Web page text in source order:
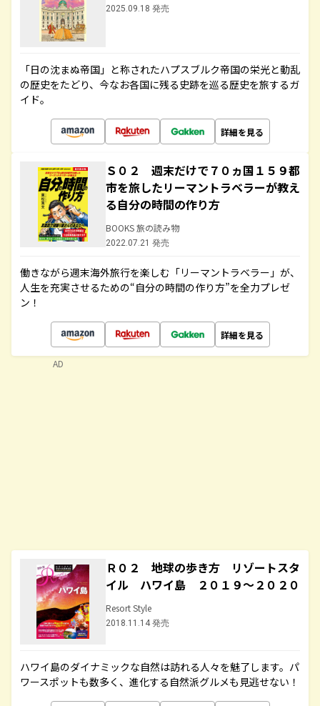
2025.09.18 発売
「日の沈まぬ帝国」と称されたハプスブルク帝国の栄光と動乱
の歴史をたどり、今なお各国に残る史跡を巡る歴史を旅するガ
イド。
詳細を見る
Ｓ０２ 週末だけで７０ヵ国１５９都
市を旅したリーマントラベラーが教え
る自分の時間の作り方
BOOKS 旅の読み物
2022.07.21 発売
働きながら週末海外旅行を楽しむ「リーマントラベラー」が、
人生を充実させるための“自分の時間の作り方”を全力プレゼ
ン！
詳細を見る
Ｒ０２ 地球の歩き方 リゾートスタ
イル ハワイ島 ２０１９～２０２０
Resort Style
2018.11.14 発売
ハワイ島のダイナミックな自然は訪れる人々を魅了します。パ
ワースポットも数多く、進化する自然派グルメも見逃せない！
AD